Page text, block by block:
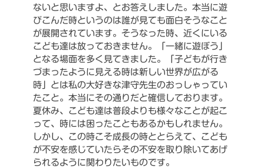
ないと思いますよ、とお答えしました。本当に遊
びこんだ時というのは誰が見ても面白そうなこと
が展開されています。そうなった時、近くにいる
こども達は放っておきません。「一緒に遊ぼう」
となる場面を多く見てきました。「子どもが行き
づまったように見える時は新しい世界が広がる
時」とは私の大好きな津守先生のおっしゃってい
たこと。本当にその通りだと確信しております。
夏休み、こども達は普段よりも様々なことが起こ
って、時には困ったこともあるかもしれません。
しかし、この時こそ成長の時ととらえて、こども
が不安を感じていたらその不安を取り除いてあげ
られるように関わりたいものです。